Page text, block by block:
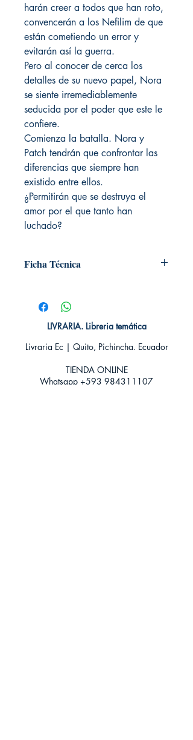
harán creer a todos que han roto,
convencerán a los Nefilim de que
están cometiendo un error y
evitarán así la guerra.
Pero al conocer de cerca los
detalles de su nuevo papel, Nora
se siente irremediablemente
seducida por el poder que este le
confiere.
Comienza la batalla. Nora y
Patch tendrán que confrontar las
diferencias que siempre han
existido entre ellos.
¿Permitirán que se destruya el
amor por el que tanto han
luchado?
Ficha Técnica
Editorial: B DE BOLSILLO
Idioma: Castellano
Encuadernación: Blanda
Categoría: Fantasia romantica
LIVRARIA. Libreria temática
Livraria Ec | Quito, Pichincha. Ecuador
TIENDA ONLINE​
Whatsapp +593 984311107